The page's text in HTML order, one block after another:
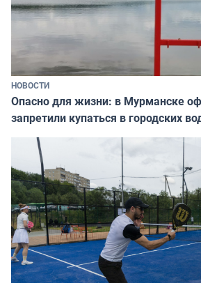
НОВОСТИ
Опасно для жизни: в Мурманске
запретили купаться в городских